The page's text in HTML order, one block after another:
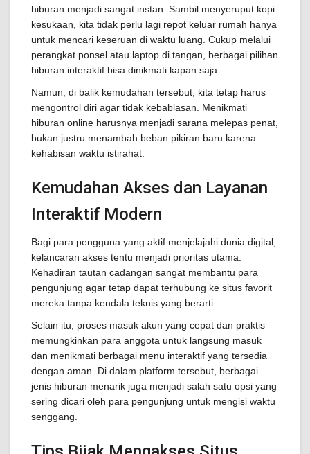
hiburan menjadi sangat instan. Sambil menyeruput kopi
kesukaan, kita tidak perlu lagi repot keluar rumah hanya
untuk mencari keseruan di waktu luang. Cukup melalui
perangkat ponsel atau laptop di tangan, berbagai pilihan
hiburan interaktif bisa dinikmati kapan saja.
Namun, di balik kemudahan tersebut, kita tetap harus
mengontrol diri agar tidak kebablasan. Menikmati
hiburan online harusnya menjadi sarana melepas penat,
bukan justru menambah beban pikiran baru karena
kehabisan waktu istirahat.
Kemudahan Akses dan Layanan
Interaktif Modern
Bagi para pengguna yang aktif menjelajahi dunia digital,
kelancaran akses tentu menjadi prioritas utama.
Kehadiran tautan cadangan sangat membantu para
pengunjung agar tetap dapat terhubung ke situs favorit
mereka tanpa kendala teknis yang berarti.
Selain itu, proses masuk akun yang cepat dan praktis
memungkinkan para anggota untuk langsung masuk
dan menikmati berbagai menu interaktif yang tersedia
dengan aman. Di dalam platform tersebut, berbagai
jenis hiburan menarik juga menjadi salah satu opsi yang
sering dicari oleh para pengunjung untuk mengisi waktu
senggang.